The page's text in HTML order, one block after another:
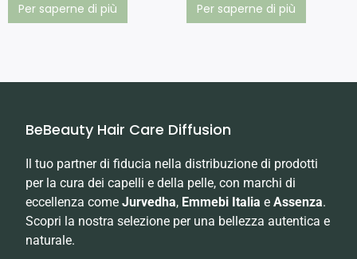
Per saperne di più Per saperne di più
BeBeauty Hair Care Diffusion
Il tuo partner di fiducia nella distribuzione di prodotti
per la cura dei capelli e della pelle, con marchi di
eccellenza come Jurvedha, Emmebi Italia e Assenza.
Scopri la nostra selezione per una bellezza autentica e
naturale.